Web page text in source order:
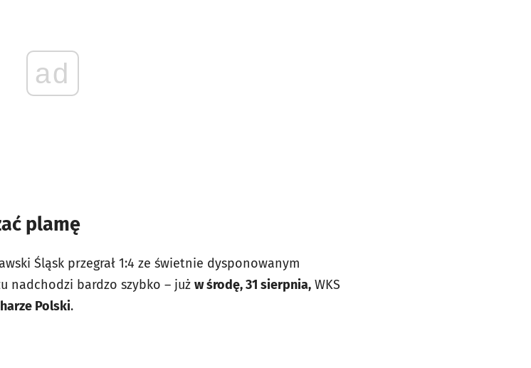
ad
plamę
Śląsk przegrał 1:4 ze świetnie dysponowanym
nadchodzi bardzo szybko – już w środę, 31 sierpnia, WKS
Polski.